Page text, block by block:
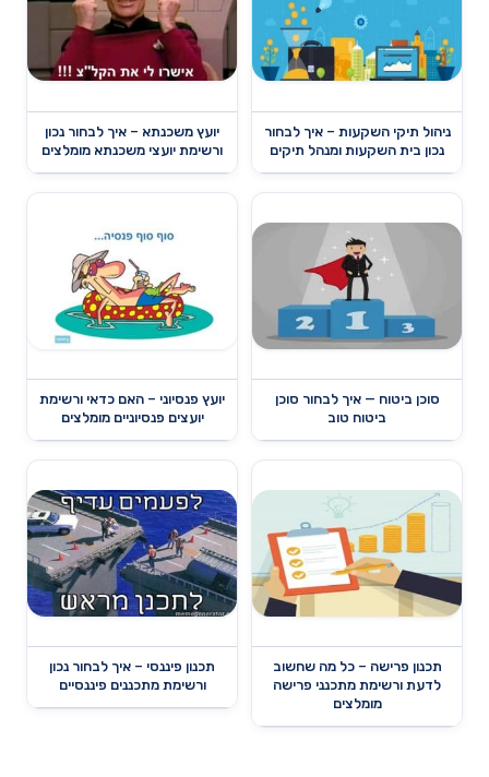
ניהול תיקי השקעות – איך לבחור
נכון בית השקעות ומנהל תיקים
יועץ משכנתא – איך לבחור נכון
ורשימת יועצי משכנתא מומלצים
סוכן ביטוח — איך לבחור סוכן
ביטוח טוב
יועץ פנסיוני – האם כדאי ורשימת
יועצים פנסיוניים מומלצים
תכנון פרישה – כל מה שחשוב
לדעת ורשימת מתכנני פרישה
מומלצים
תכנון פיננסי – איך לבחור נכון
ורשימת מתכננים פיננסיים